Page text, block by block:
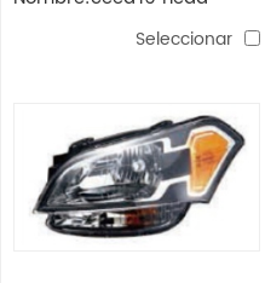
Seleccionar